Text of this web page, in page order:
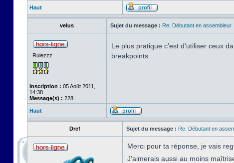
Haut
velus Sujet du message : Re: Débutant en assembleur
Rulezzz
Inscription : 05 Août 2011,
14:38
Message(s) : 228
Le plus pratique c’est d'utiliser ceux
breakpoints
Haut
Dref Sujet du message : Re: Débutant en
Merci pour ta réponse, je vais
J'aimerais aussi au moins